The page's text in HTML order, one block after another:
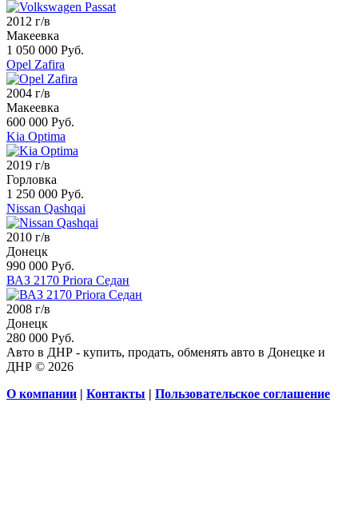
2012 г/в
Макеевка
1 050 000 Руб.
Opel Zafira
2004 г/в
Макеевка
600 000 Руб.
Kia Optima
2019 г/в
Горловка
1 250 000 Руб.
Nissan Qashqai
2010 г/в
Донецк
990 000 Руб.
ВАЗ 2170 Priora Седан
2008 г/в
Донецк
280 000 Руб.
Авто в ДНР - купить, продать, обменять авто в Донецке и
ДНР © 2026
О компании | Контакты | Пользовательское соглашение